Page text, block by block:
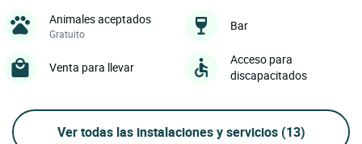
Animales aceptados
Gratuito
Bar
Venta para llevar
Acceso para
discapacitados
Ver todas las instalaciones y servicios (13)